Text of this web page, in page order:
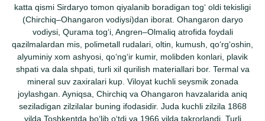
katta qismi Sirdaryo tomon qiyalanib boradigan togʻ oldi tekisligi
(Chirchiq–Ohangaron vodiysi)dan iborat. Ohangaron daryo
vodiysi, Qurama togʻi, Angren–Olmaliq atrofida foydali
qazilmalardan mis, polimetall rudalari, oltin, kumush, qoʻrgʻoshin,
alyuminiy xom ashyosi, qoʻngʻir kumir, molibden konlari, plavik
shpati va dala shpati, turli xil qurilish materiallari bor. Termal va
mineral suv zaxiralari kup. Viloyat kuchli seysmik zonada
joylashgan. Ayniqsa, Chirchiq va Ohangaron havzalarida aniq
seziladigan zilzilalar buning ifodasidir. Juda kuchli zilzila 1868
yilda Toshkentda boʻlib oʻtdi va 1966 yilda takrorlandi. Turli